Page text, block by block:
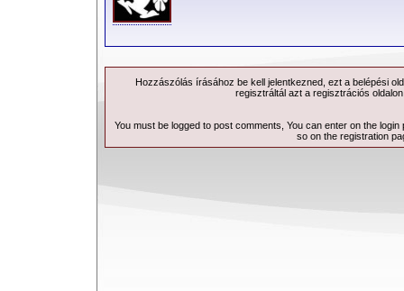
Hozzászólás írásához be kell jelentkezned, ezt a belépési
regisztráltál azt a regisztrációs
You must be logged to post comments, You can enter on the login
so on the registration